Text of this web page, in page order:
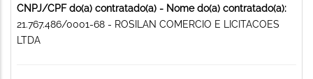
CNPJ/CPF do(a) contratado(a) - Nome do(a) contratado(a):
21.767.486/0001-68 - ROSILAN COMERCIO E LICITACOES
LTDA